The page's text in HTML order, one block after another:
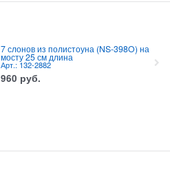
7 слонов из полистоуна (NS-398O) на
мосту 25 см длина
Арт.: 132-2882
960 руб.